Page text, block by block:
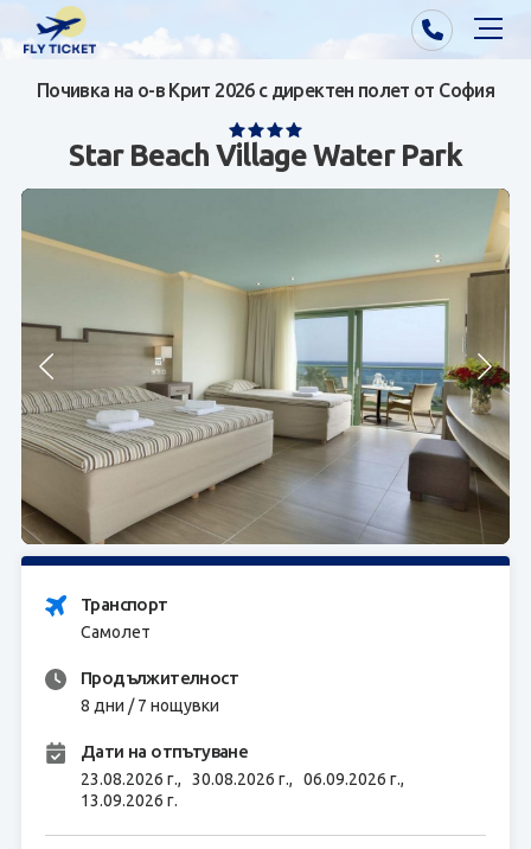
Почивки от Варна
Екзотика
Самолетни билети
Визи
Контакти
За нас
ЗАПИТВАНЕ
Почивка на о-в Крит 2026 с директен полет от София
Star Beach Village Water Park
Транспорт
Самолет
Продължителност
8 дни / 7 нощувки
Дати на отпътуване
23.08.2026 г., 30.08.2026 г., 06.09.2026 г.,
13.09.2026 г.